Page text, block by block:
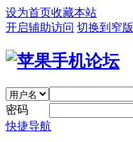
设为首页收藏本站
开启辅助访问 切换到窄版
密码
快捷导航